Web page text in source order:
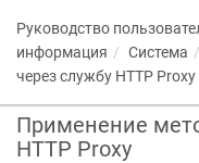
Руководство
информация
Система
через службу HTTP Proxy
Применение
HTTP Proxy